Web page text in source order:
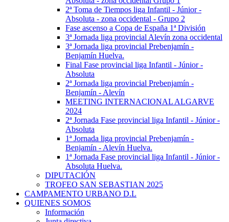
2ª Toma de Tiempos liga Infantil - Júnior -
Absoluta - zona occidental - Grupo 2
Fase ascenso a Copa de España 1ª División
3ª Jornada liga provincial Alevín zona occidental
3ª Jornada liga provincial Prebenjamín -
Benjamín Huelva.
Final Fase provincial liga Infantil - Júnior -
Absoluta
2ª Jornada liga provincial Prebenjamín -
Benjamín - Alevín
MEETING INTERNACIONAL ALGARVE
2024
2ª Jornada Fase provincial liga Infantil - Júnior -
Absoluta
1ª Jornada liga provincial Prebenjamín -
Benjamín - Alevín Huelva.
1ª Jornada Fase provincial liga Infantil - Júnior -
Absoluta Huelva.
DIPUTACIÓN
TROFEO SAN SEBASTIAN 2025
CAMPAMENTO URBANO D.L
QUIENES SOMOS
Información